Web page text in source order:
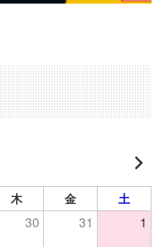
木 金 土
30 31 1